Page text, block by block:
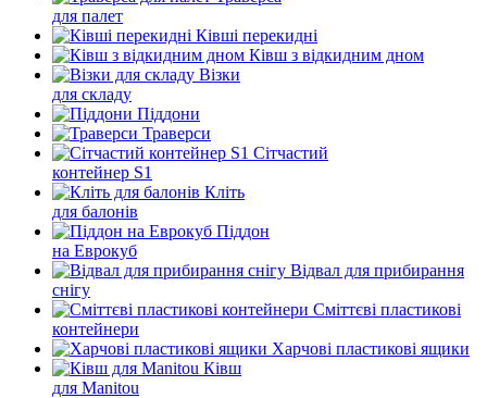
для палет
Ківші перекидні
Ківш з відкидним дном
Візки
для складу
Піддони
Траверси
Сітчастий
контейнер S1
Кліть
для балонів
Піддон
на Еврокуб
Відвал для прибирання
снігу
Cміттєві пластикові
контейнери
Харчові пластикові ящики
Ківш
для Manitou